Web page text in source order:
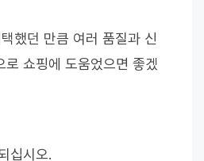
했던 만큼 여러 품질과 신
로 쇼핑에 도움었으면 좋겠
십시오.